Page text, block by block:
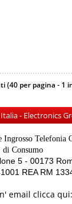
(40 per pagina - 1
- Electronics
Telefonia
di Consumo
5 - 00173
REA RM
email clicca qui: